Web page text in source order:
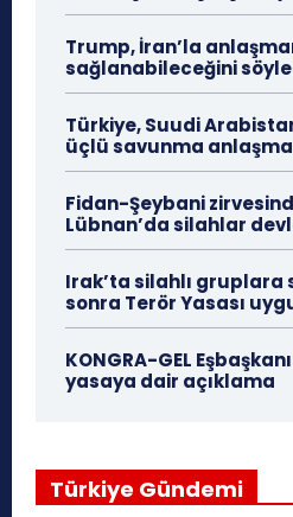
Trump, İran’la
sağlanabileceğini
Türkiye, Suudi
üçlü savunma
Fidan-Şeybani
Lübnan’da silahlar
Irak’ta silahlı gruplara
sonra Terör Yasası
KONGRA-GEL
yasaya dair açıklama
Türkiye Gündemi